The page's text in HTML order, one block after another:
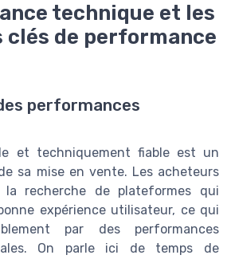
technique et les
de performance
performances
et techniquement fiable est un
sa mise en vente. Les acheteurs
recherche de plateformes qui
expérience utilisateur, ce qui
par des performances
On parle ici de temps de